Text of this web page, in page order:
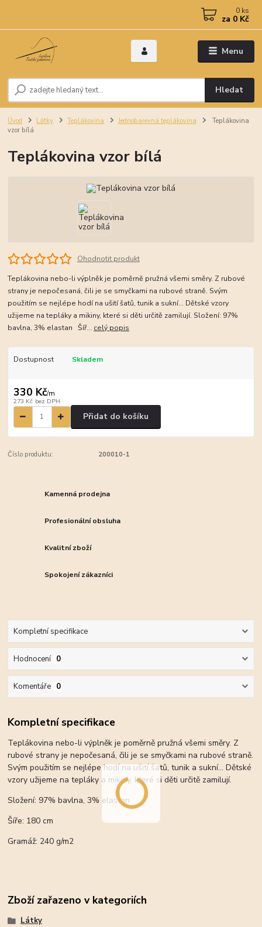
Menu
Hledat
0 ks
za 0 Kč
Úvod Látky Teplákovina Jednobarevná teplákovina
Teplákovina
vzor bílá
Teplákovina vzor bílá
Ohodnotit produkt
Teplákovina nebo-li výplněk je poměrně pružná všemi směry. Z rubové
strany je nepočesaná, čili je se smyčkami na rubové straně. Svým
použitím se nejlépe hodí na ušití šatů, tunik a sukní... Dětské vzory
užijeme na tepláky a mikiny, které si děti určitě zamilují. Složení: 97%
bavlna, 3% elastan Šíř... celý popis
Dostupnost Skladem
330 Kč/m
273 Kč bez DPH
Přidat do košíku
Číslo produktu: 200010-1
Kamenná prodejna
Profesionální obsluha
Kvalitní zboží
Spokojení zákazníci
Kompletní specifikace
Hodnocení 0
Komentáře 0
Kompletní specifikace
Teplákovina nebo-li výplněk je poměrně pružná všemi směry. Z
rubové strany je nepočesaná, čili je se smyčkami na rubové straně.
Svým použitím se nejlépe hodí na ušití šatů, tunik a sukní... Dětské
vzory užijeme na tepláky a mikiny, které si děti určitě zamilují.
Složení: 97% bavlna, 3% elastan
Šíře: 180 cm
Gramáž: 240 g/m2
Zboží zařazeno v kategoriích
Látky